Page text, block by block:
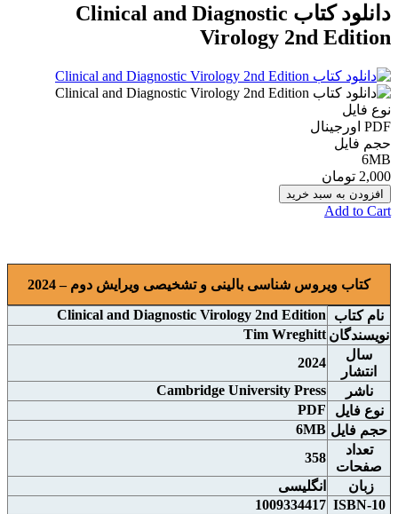
دانلود کتاب Clinical and Diagnostic
Virology 2nd Edition
نوع فایل
PDF اورجينال
حجم فایل
6MB
2,000 تومان
افزودن به سبد خرید
Add to Cart
کتاب ویروس شناسی بالینی و تشخیصی ويرايش دوم – 2024
نام کتاب
Clinical and Diagnostic Virology 2nd Edition
نويسندگان Tim Wreghitt
سال
انتشار
2024
ناشر
Cambridge University Press
نوع فايل
PDF
حجم فايل 6MB
تعداد
صفحات
358
زبان
انگلیسی
ISBN-10
1009334417